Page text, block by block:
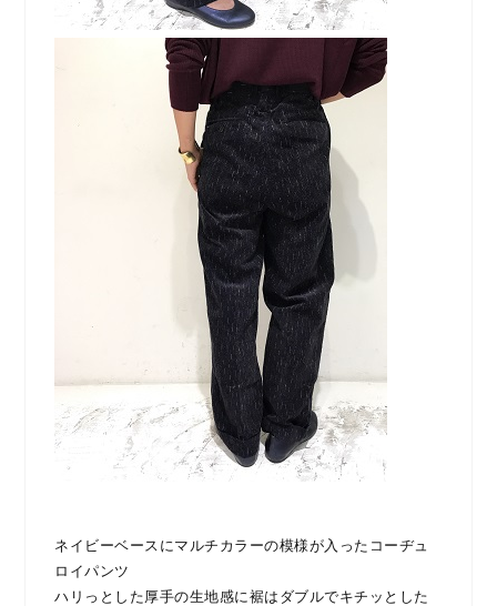
ネイビーベースにマルチカラーの模様が入ったコーヂュ
ロイパンツ
ハリっとした厚手の生地感に裾はダブルでキチッとした